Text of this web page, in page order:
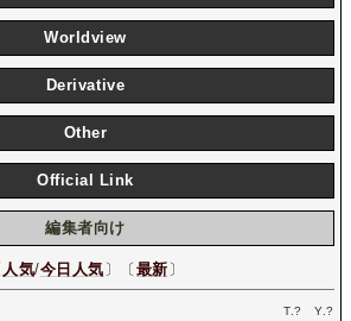
Worldview
Derivative
Other
Official Link
編集者向け
人気/今日人気〕〔最新〕
T.? Y.?